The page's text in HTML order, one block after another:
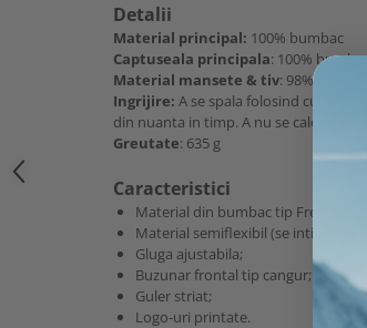
Detalii
Material principal: 100% bumbac
Captuseala principala: 100%
Material mansete & tiv: 98%
Ingrijire: A se spala folosind culori
din nuanta in timp. A nu se calca pe
Greutate: 635 g
Caracteristici
Material din bumbac tip French
Material semiflexibil (se intinde in 2
Gluga ajustabila;
Buzunar frontal tip cangur;
Guler striat;
Logo-uri printate.